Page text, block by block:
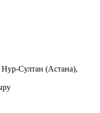
Султан (Астана),